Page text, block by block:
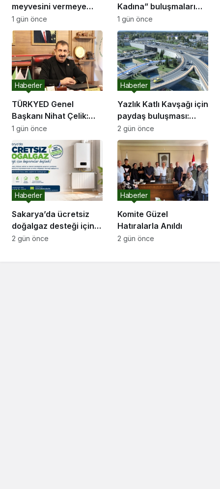
meyvesini vermeye
başladı:
1 gün önce
Kadına” buluşmaları
Akyazı’da devam etti
1 gün önce
TÜRKYED Genel
Başkanı Nihat Çelik:
“Gençliğine Sahip
Çıkmayan Milletler
Geleceğini İnşa
Edemez”
Haberler
1 gün önce
Yazlık Katlı Kavşağı için
paydaş buluşması:
“İletişim kanallarımız
hep açık olacak”
Haberler
2 gün önce
Sakarya’da ücretsiz
doğalgaz desteği için
başvurular başladı
Haberler
2 gün önce
Komite Güzel
Hatıralarla Anıldı
Haberler
2 gün önce